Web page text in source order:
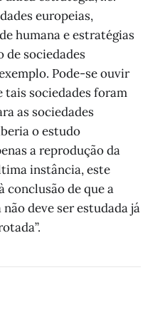
europeias,
humana e estratégias
de sociedades
Pode-se ouvir
sociedades foram
as sociedades
o estudo
a reprodução da
instância, este
conclusão de que a
deve ser estudada já